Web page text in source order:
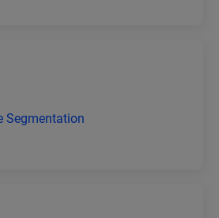
Segmentation